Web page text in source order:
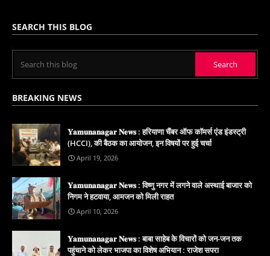
SEARCH THIS BLOG
BREAKING NEWS
𝐘𝐚𝐦𝐮𝐧𝐚𝐧𝐚𝐠𝐚𝐫 𝐍𝐞𝐰𝐬 : हरियाणा चैंबर ऑफ कॉमर्स एंड इंडस्ट्री
(HCCI), की बैठक का आयोजन, इन विषयों पर हुई चर्चा
April 19, 2026
𝐘𝐚𝐦𝐮𝐧𝐚𝐧𝐚𝐠𝐚𝐫 𝐍𝐞𝐰𝐬 : विष्णु नगर में लगने वाले अस्थाई बाजार को
निगम ने हटवाया, आमजन को मिली राहत
April 10, 2026
𝐘𝐚𝐦𝐮𝐧𝐚𝐧𝐚𝐠𝐚𝐫 𝐍𝐞𝐰𝐬 : बाबा साहेब के विचारों को जन-जन तक
पहुंचाने को लेकर भाजपा का विशेष अभियान : राजेश सपरा